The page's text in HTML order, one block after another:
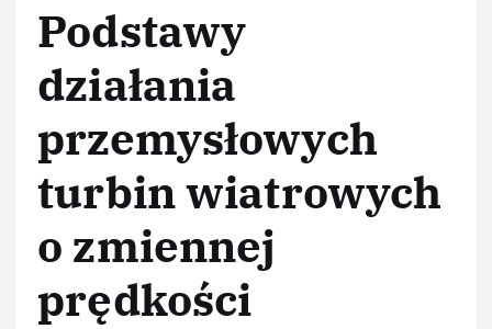
Podstawy
działania
przemysłowych
turbin wiatrowych
o zmiennej
prędkości